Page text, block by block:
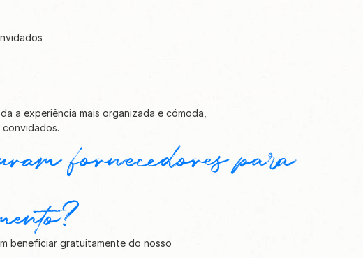
a experiência mais organizada e cómoda,
fornecedores para
beneficiar gratuitamente do nosso